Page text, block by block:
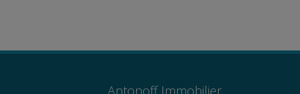
Antonoff Immobilier